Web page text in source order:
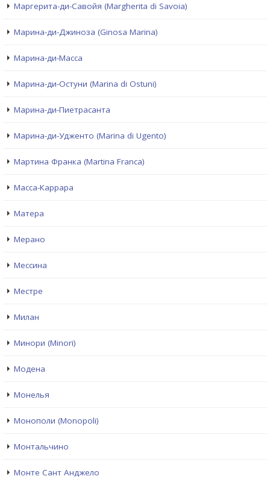
Маргерита-ди-Савойя (Margherita di Savoia)
Марина-ди-Джиноза (Ginosa Marina)
Марина-ди-Масса
Марина-ди-Остуни (Marina di Ostuni)
Марина-ди-Пиетрасанта
Марина-ди-Удженто (Marina di Ugento)
Мартина Франка (Martina Franca)
Масса-Каррара
Матера
Мерано
Мессина
Местре
Милан
Минори (Minori)
Модена
Монелья
Монополи (Monopoli)
Монтальчино
Монте Сант Анджело